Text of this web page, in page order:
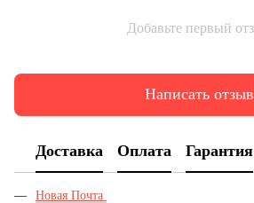
Добавьте первый
Написать отзыв
Доставка Оплата Гарантия
Новая Почта